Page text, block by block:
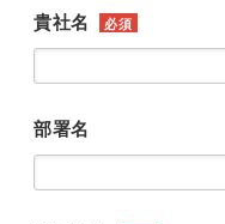
貴社名 必須
部署名